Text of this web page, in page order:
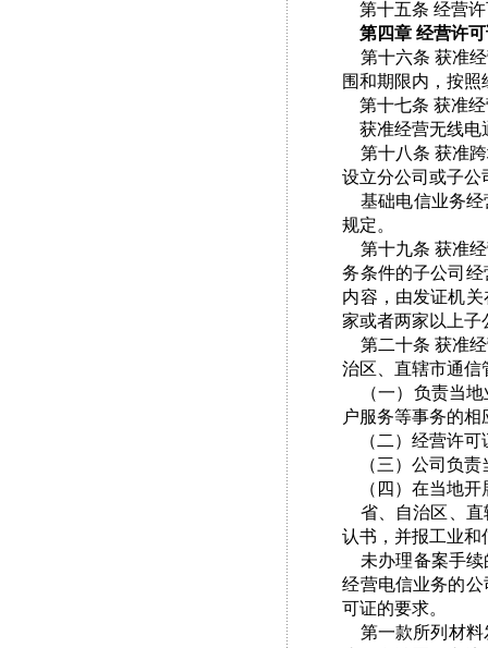
第十五条 经营许
第四章 经营许
第十六条 获准经
围和期限内，按
第十七条 获准经
获准经营无线电
第十八条 获准跨
设立分公司或子公
基础电信业务经
规定。
第十九条 获准经
务条件的子公司
内容，由发证机
家或者两家以上子
第二十条 获准经
治区、直辖市通信
（一）负责当地
户服务等事务的
（二）经营许可
（三）公司负责
（四）在当地开
省、自治区、直
认书，并报工业和
未办理备案手续
经营电信业务的
可证的要求。
第一款所列材料